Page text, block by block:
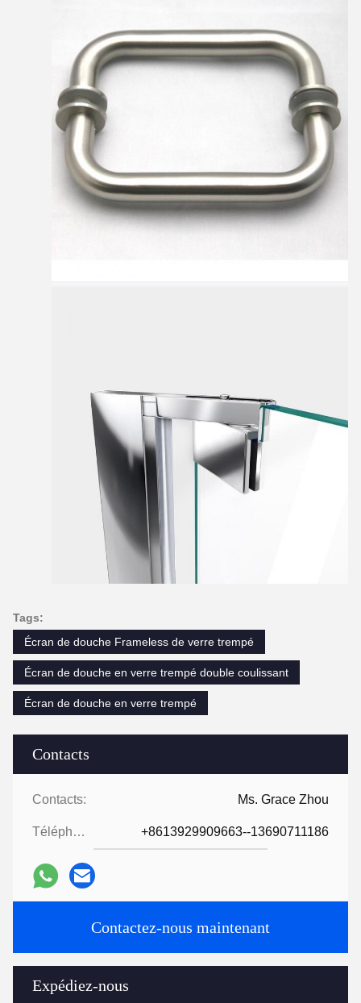
Contacts
Contacts: Ms. Grace Zhou
Téléphone: +8613929909663--13690711186
Contactez-nous maintenant
Expédiez-nous
Tags:
Écran de douche Frameless de verre trempé
Écran de douche en verre trempé double coulissant
Écran de douche en verre trempé